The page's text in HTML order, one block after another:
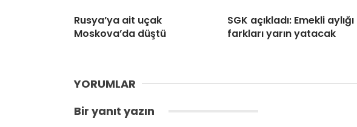
Rusya’ya ait uçak
Moskova’da düştü
SGK açıkladı: Emekli aylığı
farkları yarın yatacak
YORUMLAR
Bir yanıt yazın